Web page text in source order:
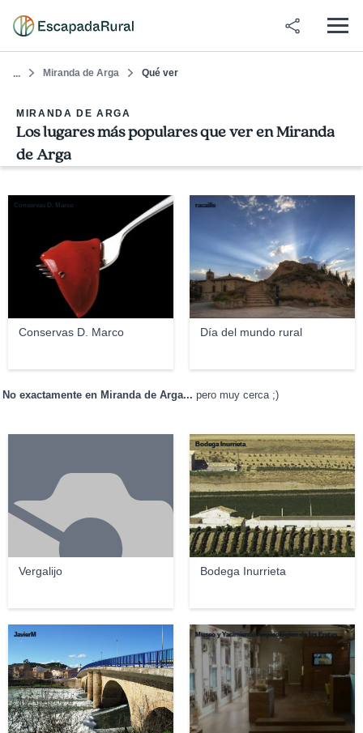
... Miranda de Arga Qué ver
MIRANDA DE ARGA
Los lugares más populares que ver en Miranda
de Arga
Conservas D. Marco
Conservas D. Marco
Día del mundo rural
racaille
No exactamente en Miranda de Arga... pero muy cerca ;)
Vergalijo Bodega Inurrieta
Bodega Inurrieta
JavierM Museo y Yacimiento Arqueológico de las Eretas